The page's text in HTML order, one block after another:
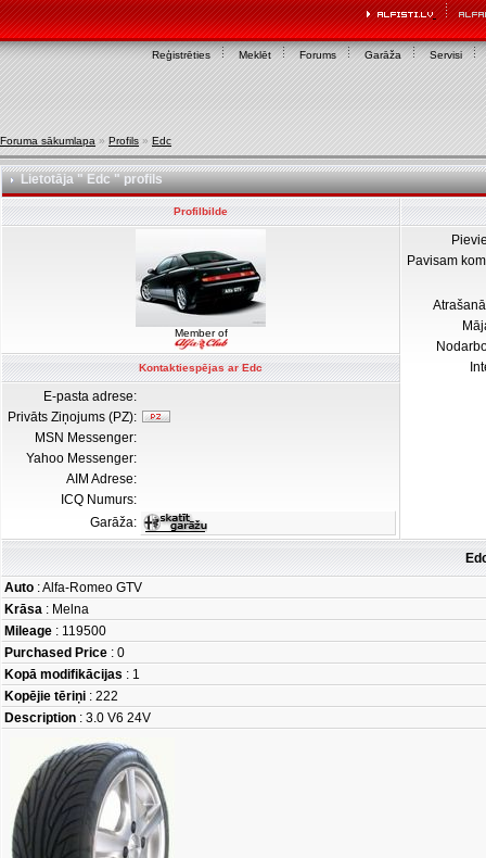
Reģistrēties Meklēt Forums Garāža Servisi
Foruma sākumlapa » Profils » Edc
Lietotāja " Edc " profils
Profilbilde
Member of
Pavisam
Kontaktiespējas ar Edc
E-pasta adrese:
Privāts Ziņojums (PZ):
MSN Messenger:
Yahoo Messenger:
AIM Adrese:
ICQ Numurs:
Garāža:
Auto : Alfa-Romeo GTV
Krāsa : Melna
Mileage : 119500
Purchased Price : 0
Kopā modifikācijas : 1
Kopējie tēriņi : 222
Description : 3.0 V6 24V